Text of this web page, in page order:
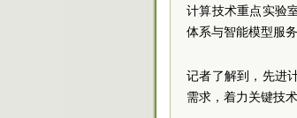
计算技术重点实验
体系与智能模型服务
记者了解到，先进
需求，着力关键技